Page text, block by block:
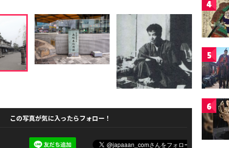
この写真が気に入ったらフォロー！
4
5
6